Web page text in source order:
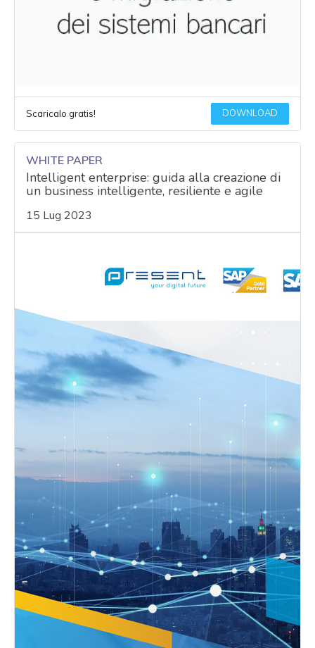
Scaricalo gratis! DOWNLOAD
WHITE PAPER
Intelligent enterprise: guida alla creazione di
un business intelligente, resiliente e agile
15 Lug 2023